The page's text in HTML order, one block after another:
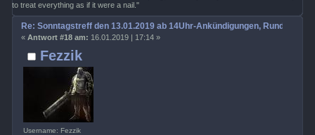
to treat everything as if it were a nail."
Fezzik
Username: Fezzik
Re: Sonntagstreff den 13.01.2019 ab 14Uhr-Ankündigungen,
« Antwort #18 am: 16.01.2019 | 17:14 »